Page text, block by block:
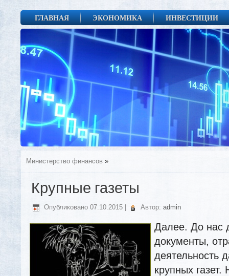
ГЛАВНАЯ ЭКОНОМИКА ИНВЕСТИЦИИ
Министерство финансов »
Крупные газеты
Опубликовано 07.10.2015 Автор: admin
Далее. До нас
документы,
деятельность
крупных газет.